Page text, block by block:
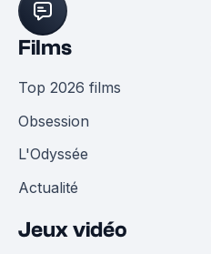
Films
Top 2026 films
Obsession
L'Odyssée
Actualité
Jeux vidéo